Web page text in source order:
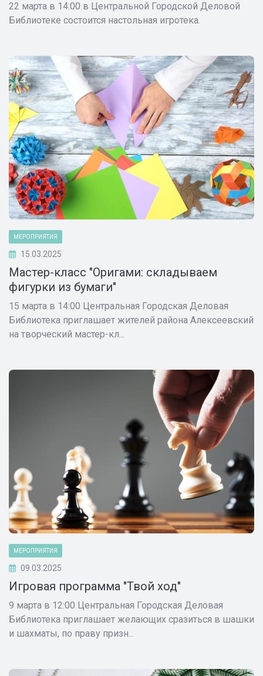
22 марта в 14:00 в Центральной Городской Деловой
Библиотеке состоится настольная игротека.
МЕРОПРИЯТИЯ
15.03.2025
Мастер-класс "Оригами: складываем
фигурки из бумаги"
15 марта в 14:00 Центральная Городская Деловая
Библиотека приглашает жителей района Алексеевский
на творческий мастер-кл...
МЕРОПРИЯТИЯ
09.03.2025
Игровая программа "Твой ход"
9 марта в 12:00 Центральная Городская Деловая
Библиотека приглашает желающих сразиться в шашки
и шахматы, по праву призн...